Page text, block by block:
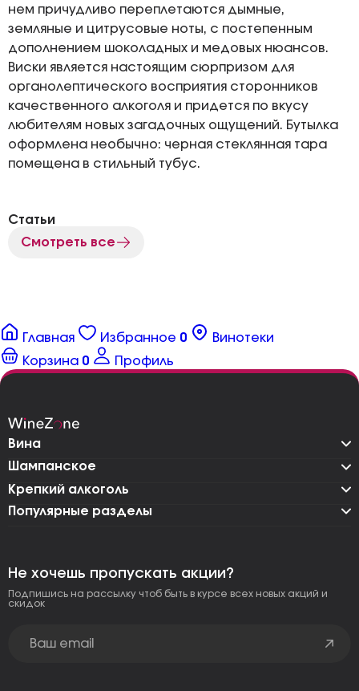
нем причудливо переплетаются дымные,
земляные и цитрусовые ноты, с постепенным
дополнением шоколадных и медовых нюансов.
Виски является настоящим сюрпризом для
органолептического восприятия сторонников
качественного алкоголя и придется по вкусу
любителям новых загадочных ощущений. Бутылка
оформлена необычно: черная стеклянная тара
помещена в стильный тубус.
Статьи
Смотреть все
Главная Избранное 0
Винотеки
Корзина 0 Профиль
Вина
Шампанское
Крепкий алкоголь
Популярные разделы
Не хочешь пропускать акции?
Подпишись на рассылку чтоб быть в курсе всех новых акций и
скидок